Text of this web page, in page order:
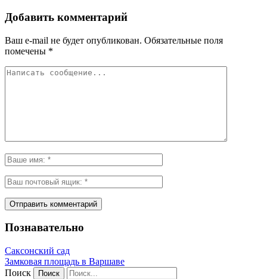
Добавить комментарий
Ваш e-mail не будет опубликован. Обязательные поля
помечены *
Познавательно
Саксонский сад
Замковая площадь в Варшаве
Поиск